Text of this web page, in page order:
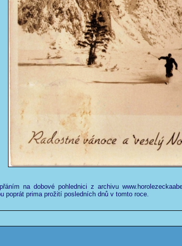
na dobové pohlednici z archivu
poprát prima prožití posledních dnů v tomto roce.